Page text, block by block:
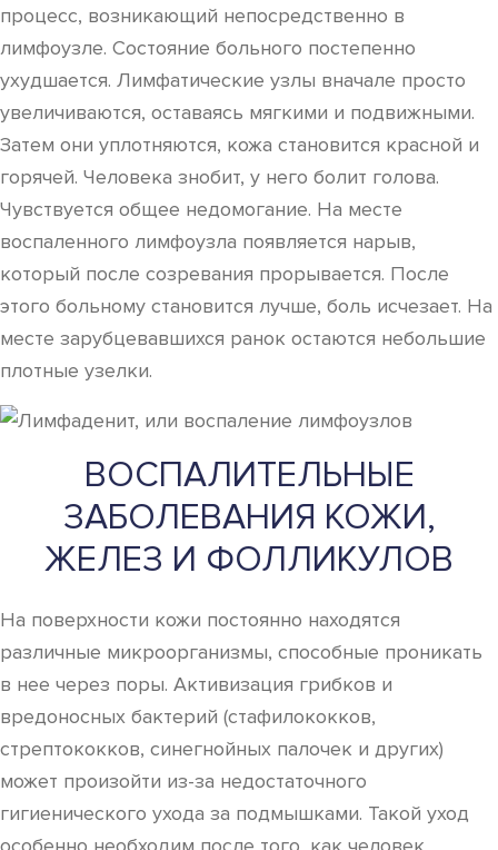
процесс, возникающий непосредственно в
лимфоузле. Состояние больного постепенно
ухудшается. Лимфатические узлы вначале просто
увеличиваются, оставаясь мягкими и подвижными.
Затем они уплотняются, кожа становится красной и
горячей. Человека знобит, у него болит голова.
Чувствуется общее недомогание. На месте
воспаленного лимфоузла появляется нарыв,
который после созревания прорывается. После
этого больному становится лучше, боль исчезает. На
месте зарубцевавшихся ранок остаются небольшие
плотные узелки.
ВОСПАЛИТЕЛЬНЫЕ
ЗАБОЛЕВАНИЯ КОЖИ,
ЖЕЛЕЗ И ФОЛЛИКУЛОВ
На поверхности кожи постоянно находятся
различные микроорганизмы, способные проникать
в нее через поры. Активизация грибков и
вредоносных бактерий (стафилококков,
стрептококков, синегнойных палочек и других)
может произойти из-за недостаточного
гигиенического ухода за подмышками. Такой уход